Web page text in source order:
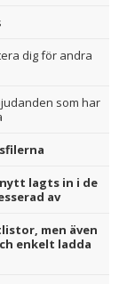
dig för andra
som har
lagts in i de
av
men även
enkelt ladda